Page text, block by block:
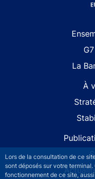
Lors de la consultation de ce
sont déposés sur votre
fonctionnement de ce site,
La
À